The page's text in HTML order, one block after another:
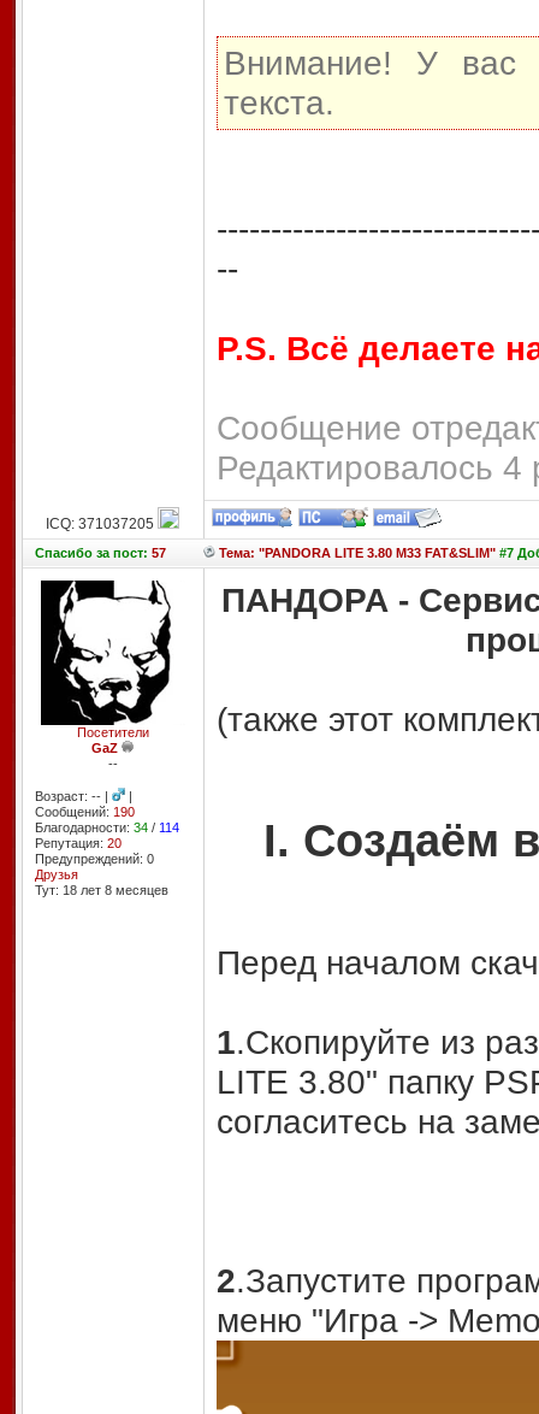
Внимание! У вас
текста.
--
P.S. Всё делаете
Сообщение
Редактировалось 4
ICQ: 371037205
Спасибоза пост: 57 Тема: "PANDORA LITE 3.80 M33 FAT&SLIM"#7
Посетители
GaZ
--
Возраст: -- |
|
Сообщений: 190
Благодарности: 34/ 114
Репутация: 20
Предупреждений: 0
Друзья
Тут: 18 лет 8 месяцев
ПАНДОРА -
(также этот
I. Создаём
Перед началом
1.Скопируйте из
LITE 3.80" папку
согласитесь на
2.Запустите
меню "Игра ->